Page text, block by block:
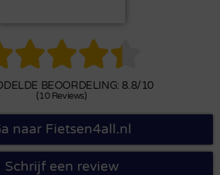

BEOORDELING: 8.8/10
(10 Reviews)
naar Fietsen4all.nl
Schrijf een review